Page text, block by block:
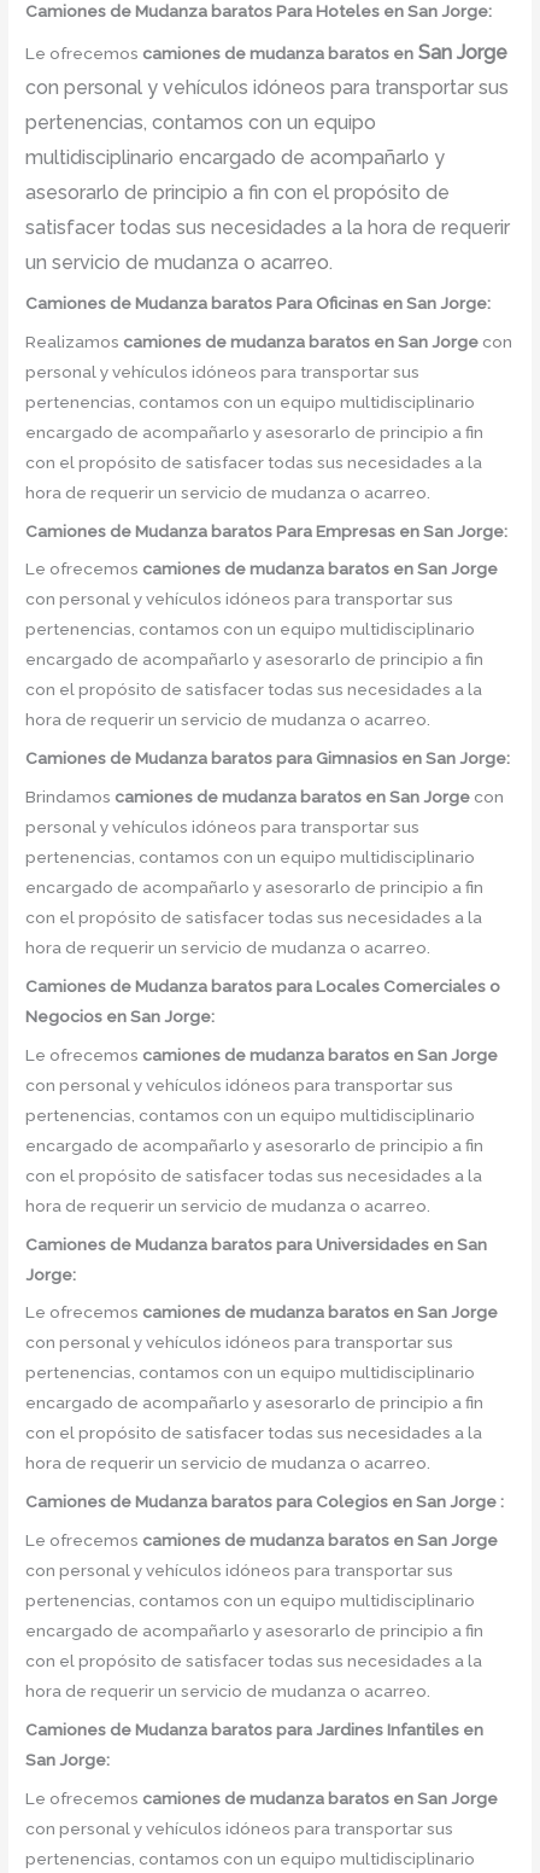
Camiones de Mudanza baratosPara Hoteles en San Jorge:
Le ofrecemos camiones de mudanza baratos en San Jorge
con personal y vehículos idóneos para transportar sus
pertenencias, contamos con un equipo
multidisciplinario encargado de acompañarlo y
asesorarlo de principio a fin con el propósito de
satisfacer todas sus necesidades a la hora de requerir
un servicio de mudanza o acarreo.
Camiones de Mudanza baratosPara Oficinas en San Jorge:
Realizamos camiones de mudanza baratos enSan Jorge con
personal y vehículos idóneos para transportar sus
pertenencias, contamos con un equipo multidisciplinario
encargado de acompañarlo y asesorarlo de principio a fin
con el propósito de satisfacer todas sus necesidades a la
hora de requerir un servicio de mudanza o acarreo.
Camiones de MudanzabaratosPara Empresas en San Jorge:
Le ofrecemos camiones de mudanza baratos enSan Jorge
con personal y vehículos idóneos para transportar sus
pertenencias, contamos con un equipo multidisciplinario
encargado de acompañarlo y asesorarlo de principio a fin
con el propósito de satisfacer todas sus necesidades a la
hora de requerir un servicio de mudanza o acarreo.
Camiones de Mudanza baratospara Gimnasios en San Jorge:
Brindamos camiones de mudanza baratos enSan Jorge con
personal y vehículos idóneos para transportar sus
pertenencias, contamos con un equipo multidisciplinario
encargado de acompañarlo y asesorarlo de principio a fin
con el propósito de satisfacer todas sus necesidades a la
hora de requerir un servicio de mudanza o acarreo.
Camiones de Mudanza baratospara Locales Comerciales o
Negocios en San Jorge:
Le ofrecemos camiones de mudanza baratos enSan Jorge
con personal y vehículos idóneos para transportar sus
pertenencias, contamos con un equipo multidisciplinario
encargado de acompañarlo y asesorarlo de principio a fin
con el propósito de satisfacer todas sus necesidades a la
hora de requerir un servicio de mudanza o acarreo.
Camiones de Mudanzabaratospara Universidades en San
Jorge:
Le ofrecemos camiones de mudanza baratos enSan Jorge
con personal y vehículos idóneos para transportar sus
pertenencias, contamos con un equipo multidisciplinario
encargado de acompañarlo y asesorarlo de principio a fin
con el propósito de satisfacer todas sus necesidades a la
hora de requerir un servicio de mudanza o acarreo.
Camiones de Mudanza baratospara Colegios en San Jorge :
Le ofrecemos camiones de mudanza baratos enSan Jorge
con personal y vehículos idóneos para transportar sus
pertenencias, contamos con un equipo multidisciplinario
encargado de acompañarlo y asesorarlo de principio a fin
con el propósito de satisfacer todas sus necesidades a la
hora de requerir un servicio de mudanza o acarreo.
Camiones de Mudanza baratospara Jardines Infantiles en
San Jorge:
Le ofrecemos camiones de mudanza baratos enSan Jorge
con personal y vehículos idóneos para transportar sus
pertenencias, contamos con un equipo multidisciplinario